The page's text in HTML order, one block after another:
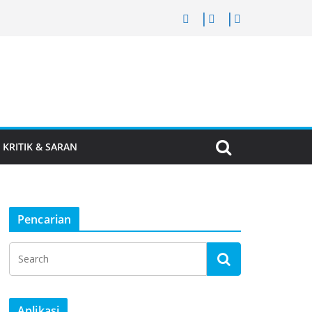
KRITIK & SARAN
Pencarian